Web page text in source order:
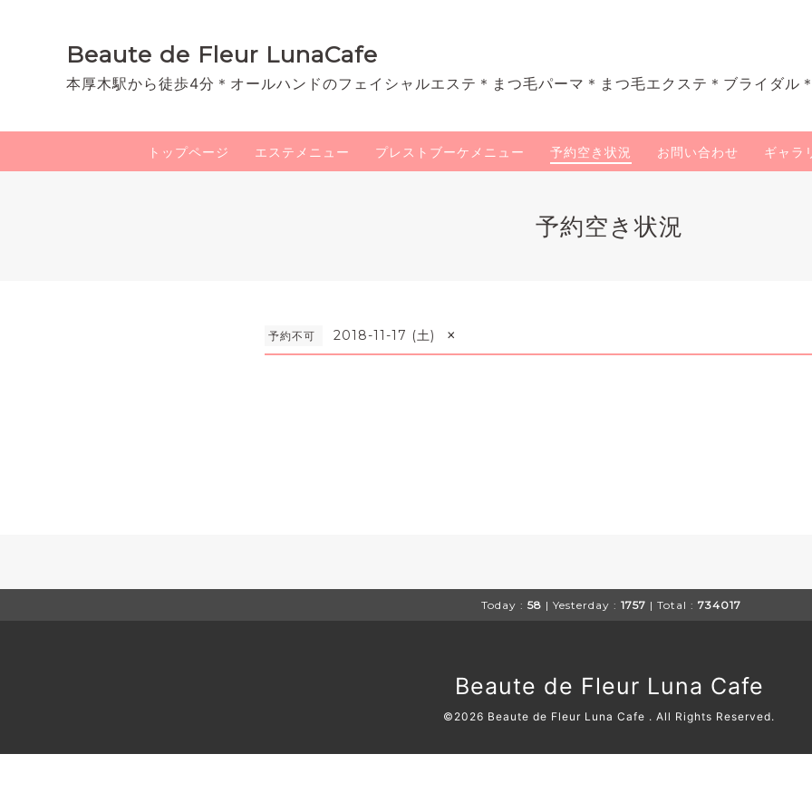
Beaute de Fleur LunaCafe
本厚木駅から徒歩4分＊オールハンドのフェイシャルエステ＊まつ毛パーマ＊まつ毛エクステ＊ブライダル
トップページ エステメニュー プレストブーケメニュー 予約空き状況 お問い合わせ ギャラ
予約空き状況
予約不可 2018-11-17 (土) ×
Today : 58 | Yesterday : 1757 | Total : 734017
Beaute de Fleur Luna Cafe
©2026 Beaute de Fleur Luna Cafe . All Rights Reserved.